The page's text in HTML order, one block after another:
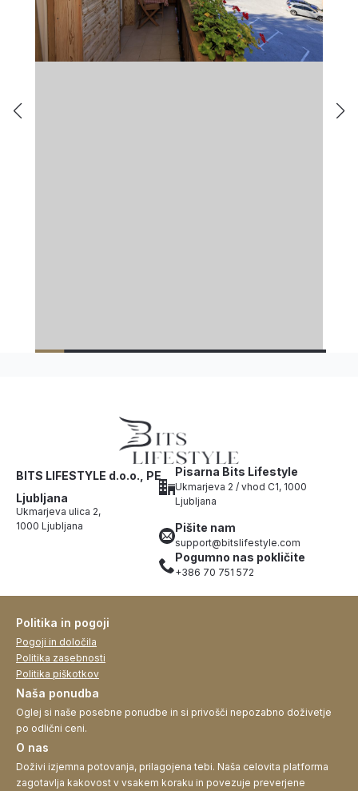
BITS LIFESTYLE d.o.o., PE
Ljubljana
Ukmarjeva ulica 2,
1000 Ljubljana
Pisarna Bits Lifestyle
Ukmarjeva 2 / vhod C1, 1000
Ljubljana
Pišite nam
support@bitslifestyle.com
Pogumno nas pokličite
+386 70 751 572
O nas
Doživi izjemna potovanja, prilagojena tebi. Naša celovita platforma
zagotavlja kakovost v vsakem koraku in povezuje preverjene
Naša ponudba
Oglej si naše posebne ponudbe in si privošči nepozabno doživetje
po odlični ceni.
Politika in pogoji
Pogoji in določila
Politika zasebnosti
Politika piškotkov